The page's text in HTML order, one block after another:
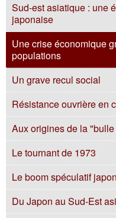
Sud-est asiatique : une
japonaise
Une crise économique
populations
Un grave recul social
Résistance ouvrière en
Aux origines de la
Le tournant de 1973
Le boom spéculatif
Du Japon au Sud-Est